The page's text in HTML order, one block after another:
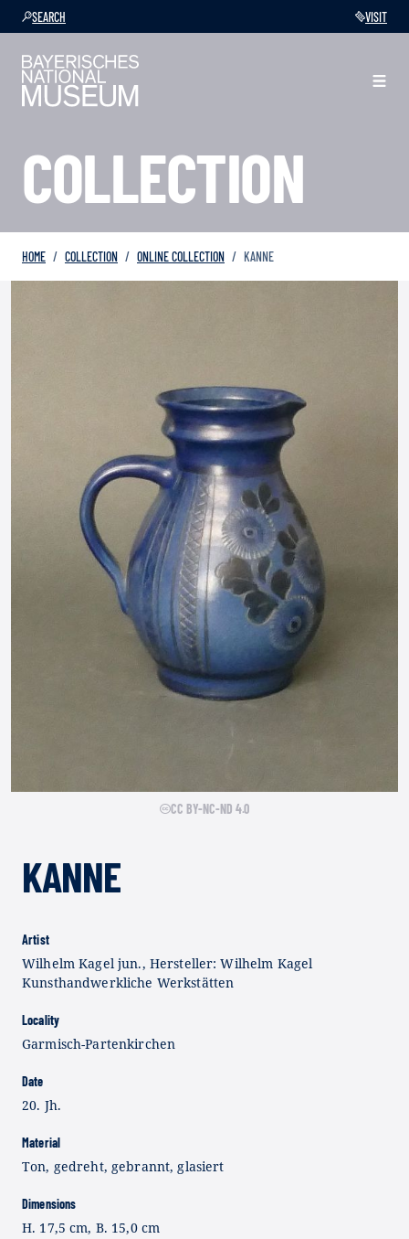
SEARCH VISIT
COLLECTION
HOME COLLECTION ONLINE COLLECTION KANNE
CC BY-NC-ND 4.0
KANNE
Artist
Wilhelm Kagel jun., Hersteller: Wilhelm Kagel
Kunsthandwerkliche Werkstätten
Locality
Garmisch-Partenkirchen
Date
20. Jh.
Material
Ton, gedreht, gebrannt, glasiert
Dimensions
H. 17,5 cm, B. 15,0 cm